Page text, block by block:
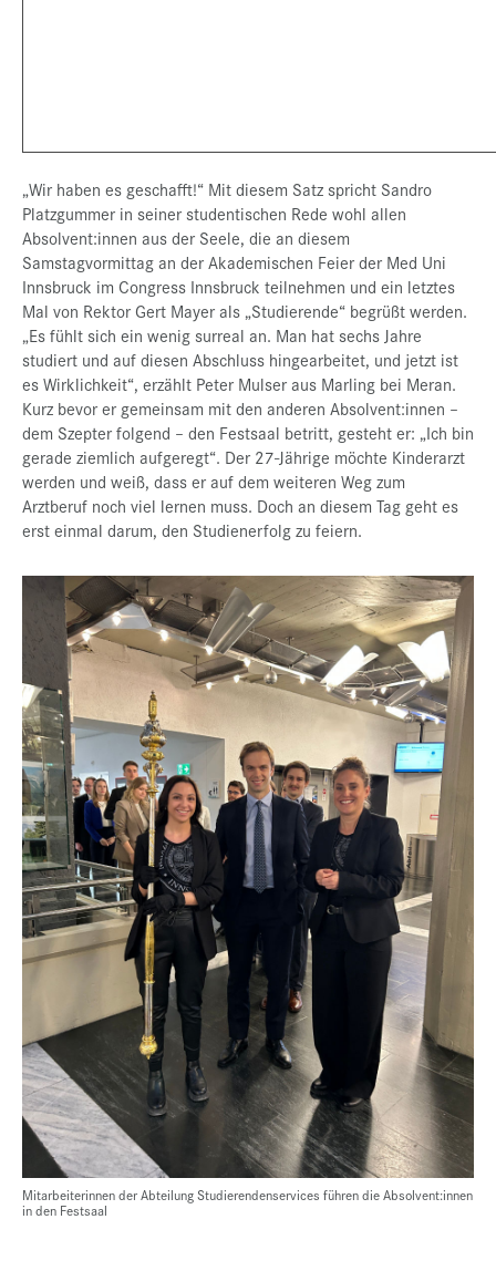
„Wir haben es geschafft!“ Mit diesem Satz spricht Sandro
Platzgummer in seiner studentischen Rede wohl allen
Absolvent:innen aus der Seele, die an diesem
Samstagvormittag an der Akademischen Feier der Med Uni
Innsbruck im Congress Innsbruck teilnehmen und ein letztes
Mal von Rektor Gert Mayer als „Studierende“ begrüßt werden.
„Es fühlt sich ein wenig surreal an. Man hat sechs Jahre
studiert und auf diesen Abschluss hingearbeitet, und jetzt ist
es Wirklichkeit“, erzählt Peter Mulser aus Marling bei Meran.
Kurz bevor er gemeinsam mit den anderen Absolvent:innen –
dem Szepter folgend – den Festsaal betritt, gesteht er: „Ich bin
gerade ziemlich aufgeregt“. Der 27-Jährige möchte Kinderarzt
werden und weiß, dass er auf dem weiteren Weg zum
Arztberuf noch viel lernen muss. Doch an diesem Tag geht es
erst einmal darum, den Studienerfolg zu feiern.
Mitarbeiterinnen der Abteilung Studierendenservices führen die Absolvent:innen
in den Festsaal